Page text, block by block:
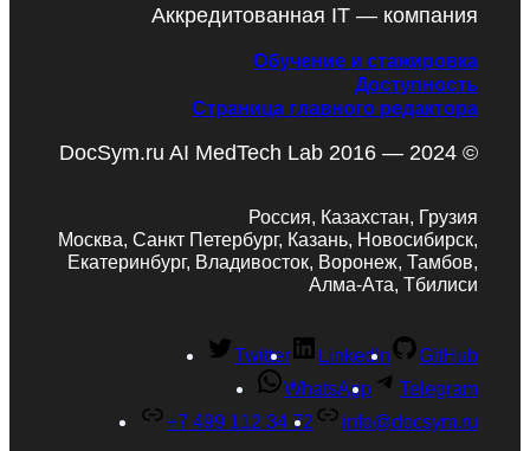
Аккредитованная IT — компания
Обучение и стажировка
Доступность
Страница главного редактора
DocSym.ru AI MedTech Lab 2016 — 2024 ©
Россия, Казахстан, Грузия
Москва, Санкт Петербург, Казань, Новосибирск,
Екатеринбург, Владивосток, Воронеж, Тамбов,
Алма-Ата, Тбилиси
Twitter LinkedIn
GitHub
WhatsApp
Telegram
+7 499 112 34 72
info@docsym.ru